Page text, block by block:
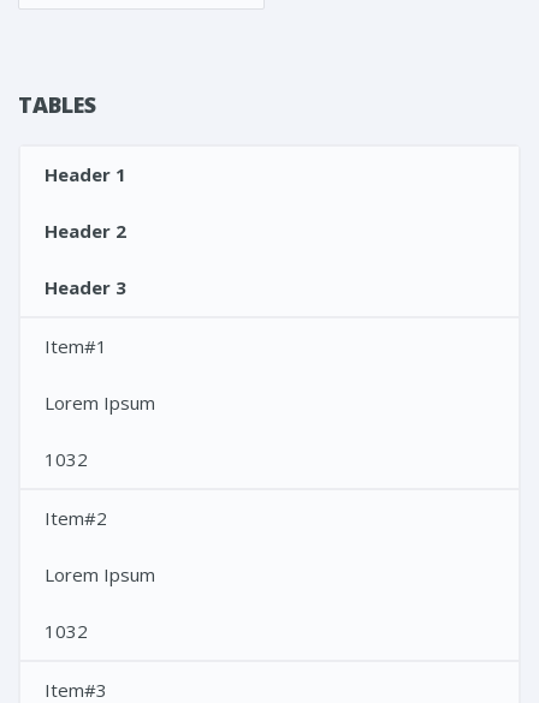
TABLES
Header 1
Header 2
Header 3
Item#1
Lorem Ipsum
1032
Item#2
Lorem Ipsum
1032
Item#3